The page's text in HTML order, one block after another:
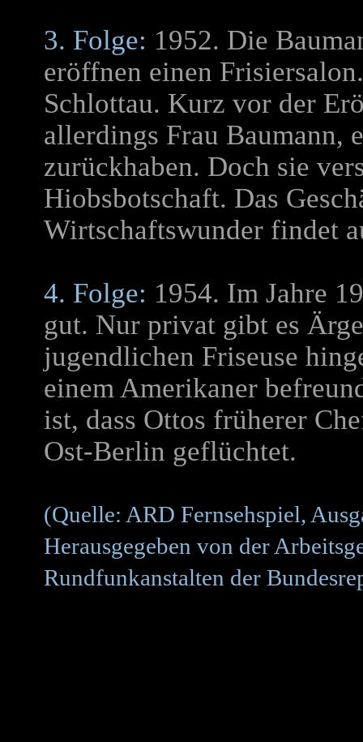
3. Folge: 1952. Die
eröffnen einen
Schlottau. Kurz vor der
allerdings Frau Baumann,
zurückhaben. Doch sie
Hiobsbotschaft. Das
Wirtschaftswunder findet
4. Folge: 1954. Im Jahre
gut. Nur privat gibt es
jugendlichen Friseuse
einem Amerikaner
ist, dass Ottos früherer
Ost-Berlin geflüchtet.
(Quelle: ARD Fernsehspiel,
Herausgegeben von der
Rundfunkanstalten der